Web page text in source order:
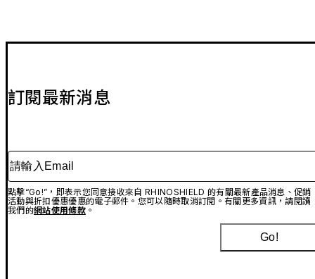
訂閱最新消息
請輸入Email
點擊“Go!”，即表示您同意接收來自 RHINOSHIELD 的有關最新產品消息、促銷
活動與折扣優惠優惠的電子郵件。您可以隨時取消訂閱。有關更多資訊，請閱讀
我們的網站使用條款。
Go!